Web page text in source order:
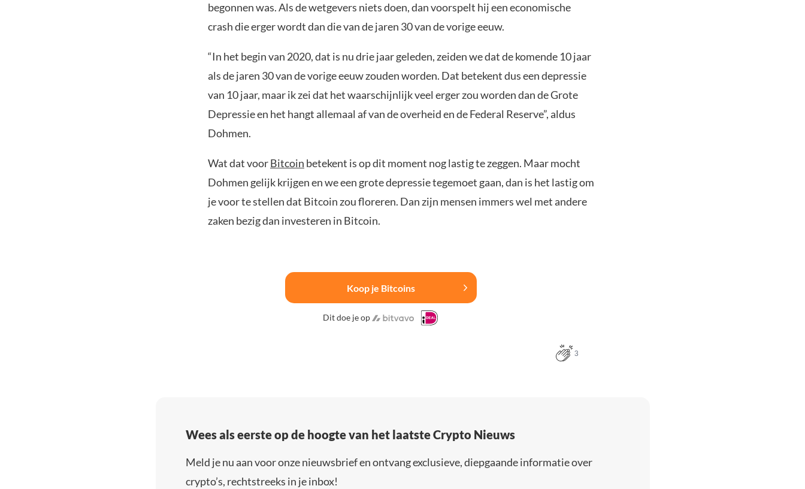
begonnen was. Als de wetgevers niets doen, dan voorspelt hij een economische
crash die erger wordt dan die van de jaren 30 van de vorige eeuw.
“In het begin van 2020, dat is nu drie jaar geleden, zeiden we dat de komende 10 jaar
als de jaren 30 van de vorige eeuw zouden worden. Dat betekent dus een depressie
van 10 jaar, maar ik zei dat het waarschijnlijk veel erger zou worden dan de Grote
Depressie en het hangt allemaal af van de overheid en de Federal Reserve”, aldus
Dohmen.
Wat dat voorBitcoin betekent is op dit moment nog lastig te zeggen. Maar mocht
Dohmen gelijk krijgen en we een grote depressie tegemoet gaan, dan is het lastig om
je voor te stellen dat Bitcoin zou floreren. Dan zijn mensen immers wel met andere
zaken bezig dan investeren in Bitcoin.
Koop je Bitcoins
Dit doe je op
3
Wees als eerste op de hoogte van het laatste Crypto Nieuws
Meld je nu aan voor onze nieuwsbrief en ontvang exclusieve, diepgaande informatie over
crypto’s, rechtstreeks in je inbox!